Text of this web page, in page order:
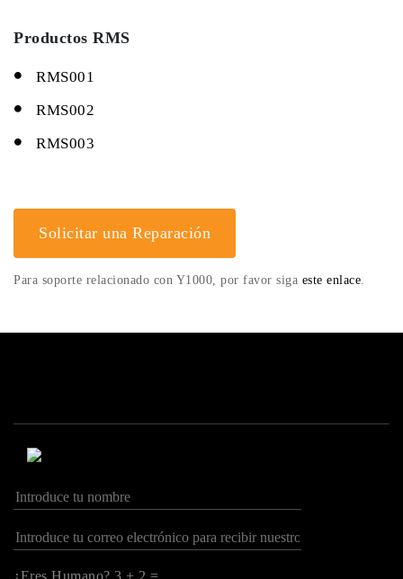
Productos RMS
RMS001
RMS002
RMS003
Solicitar una Reparación
Para soporte relacionado con Y1000, por favor siga este enlace.